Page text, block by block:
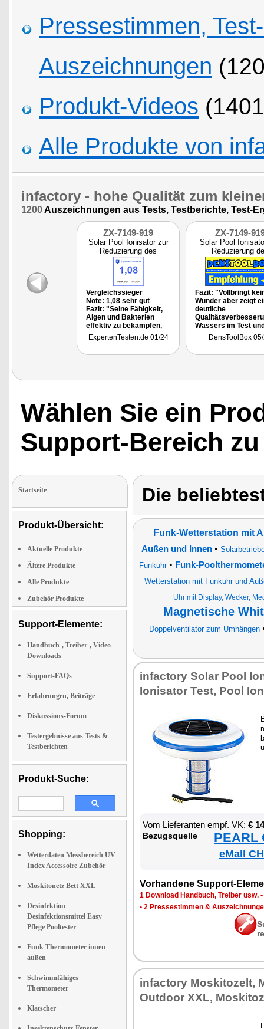
Pressestimmen,
Auszeichnungen
Produkt-Videos
Alle Produkte von
infactory - hohe Qualität zum
1200Auszeichnungen aus Tests, Testberichte, Test-
ZX-7149-919
Solar Pool Ionisator zur
Reduzierung des
Chlorbeda
Vergleichssieger
Note: 1,08 sehr gut
Fazit: "Seine Fähigkeit,
Algen und Bakterien
effektiv zu bekämpfen,
verbesserte die
Wasseroualität meines
auch die Haut schont."
ExpertenTesten.de 01/24
ZX-7149-
Solar Pool
Reduzierung
Chlorbeda
Fazit: "Vollbringt
Wunder aber zeigt
deutliche
Wassers im Test
mit deutlich weniger
Chemie und Chlor."
DensToolBox
Wählen Sie ein
Support-Bereich
Startseite
Produkt-Übersicht:
Aktuelle Produkte
Ältere Produkte
Alle Produkte
Zubehör Produkte
Support-Elemente:
Handbuch-, Treiber-, Video-
Downloads
Support-FAQs
Erfahrungen, Beiträge
Diskussions-Forum
Testergebnisse aus Tests &
Testberichten
Produkt-Suche:
Shopping:
Wetterdaten Messbereich UV
Index Accessoire Zubehör
Moskitonetz Bett XXL
Desinfektion
Desinfektionsmittel Easy
Pflege Pooltester
Funk Thermometer innen
außen
Schwimmfähiges
Thermometer
Klatscher
Die
Funk-Wetterstation mit
Außen und Innen•
Funkuhr• Funk-
Wetterstation mit Funkuhr und
Uhr mit Display, Wecker,
Magnetische
Doppelventilator zum Umhängen
in­fac­to­ry So­lar Pool
Io­ni­sa­tor Test, Pool
Vom Lie­fe­ran­ten empf. VK: €
Be­zugs­quel­le PEARL
eMall
Vor­han­de­ne Sup­port-
1 Down­load Hand­buch, Trei­ber usw. •
• 2 Pres­se­stim­men &
in­fac­to­ry Mos­ki­to­zelt,
Out­door XXL,